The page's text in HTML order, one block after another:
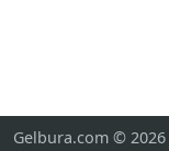
Gelbura.com © 2026